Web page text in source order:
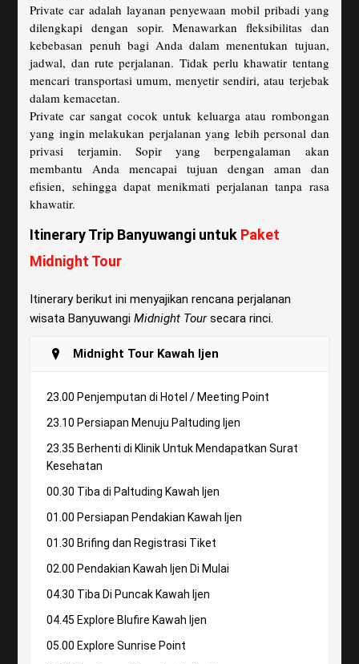
Private car adalah layanan penyewaan mobil pribadi yang
dilengkapi dengan sopir. Menawarkan fleksibilitas dan
kebebasan penuh bagi Anda dalam menentukan tujuan,
jadwal, dan rute perjalanan. Tidak perlu khawatir tentang
mencari transportasi umum, menyetir sendiri, atau terjebak
dalam kemacetan.
Private car sangat cocok untuk keluarga atau rombongan
yang ingin melakukan perjalanan yang lebih personal dan
privasi terjamin. Sopir yang berpengalaman akan
membantu Anda mencapai tujuan dengan aman dan
efisien, sehingga dapat menikmati perjalanan tanpa rasa
khawatir.
Itinerary Trip Banyuwangi untuk Paket
Midnight Tour
Itinerary berikut ini menyajikan rencana perjalanan
wisata BanyuwangiMidnight Toursecara rinci.
Midnight Tour Kawah Ijen
23.00 Penjemputan di Hotel / Meeting Point
23.10 Persiapan Menuju Paltuding Ijen
23.35 Berhenti di Klinik Untuk Mendapatkan Surat
Kesehatan
00.30 Tiba di Paltuding Kawah Ijen
01.00 Persiapan Pendakian Kawah Ijen
01.30 Brifing dan Registrasi Tiket
02.00 Pendakian Kawah Ijen Di Mulai
04.30 Tiba Di Puncak Kawah Ijen
04.45 Explore Blufire Kawah Ijen
05.00 Explore Sunrise Point